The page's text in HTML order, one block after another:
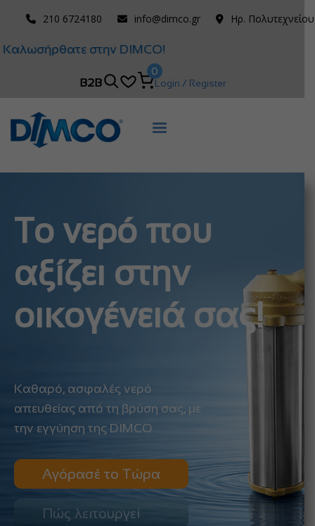
210 6724180 info@dimco.gr Ηρ.
Καλωσήρθατε στην DIMCO!
B2B
0
Login / Register
Το νερό που
αξίζει στην
οικογένειά σας!
Καθαρό, ασφαλές νερό
απευθείας από τη βρύση σας, με
την εγγύηση της DIMCO
Αγόρασέ το Τώρα
Πώς λειτουργεί